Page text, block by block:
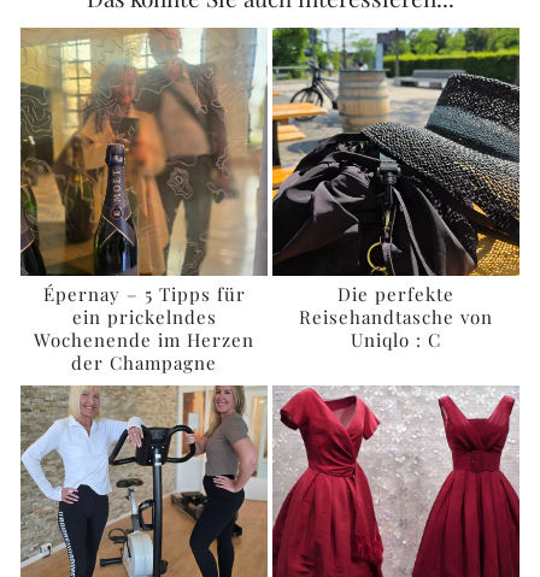
Épernay – 5 Tipps für
ein prickelndes
Wochenende im Herzen
der Champagne
Die perfekte
Reisehandtasche von
Uniqlo : C